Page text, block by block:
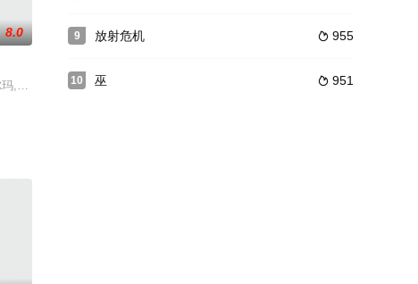
,萨鲁特·维吉特拉南达,帕辛·
8.0
,马诺杰·巴杰帕伊,纳赛尔,萨亚士·希德,拉尔
9  955
放射危机
10  951
巫